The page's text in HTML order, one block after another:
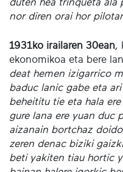
nor diren orai hor
1931ko irailaren 30ean,
ekonomikoa eta bere
deat hemen izigarrico
baduc lanic gabe eta
beheititu tie eta hala
gure lana ere yuan duc
aizanain bortchaz
zeren denac biziki
beti yakiten tiau hortic